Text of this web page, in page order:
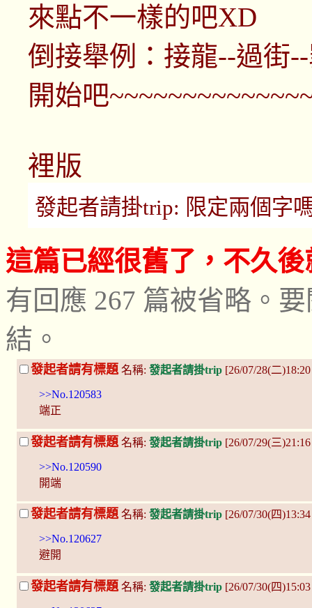
來點不一樣的吧XD
倒接舉例：接龍--過街
開始吧
裡版
發起者請掛trip: 限定兩個字
這篇已經很舊了，不久
有回應 267 篇被省略。
結。
發起者請有標題 名稱: 發起者請掛trip [26/07/28(二
>>No.120583
端正
發起者請有標題 名稱: 發起者請掛trip [26/07/29(三
>>No.120590
開端
發起者請有標題 名稱: 發起者請掛trip [26/07/30(四
>>No.120627
避開
發起者請有標題 名稱: 發起者請掛trip [26/07/30(四